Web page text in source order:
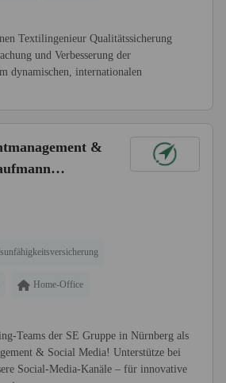
Textilingenieur Qualitätssicherung
und Verbesserung der
dynamischen, internationalen
&
/
/
Home-Office
Teams der SE Gruppe in Nürnberg als
& Social Media! Unterstütze bei
Social-Media-Kanäle – für innovative